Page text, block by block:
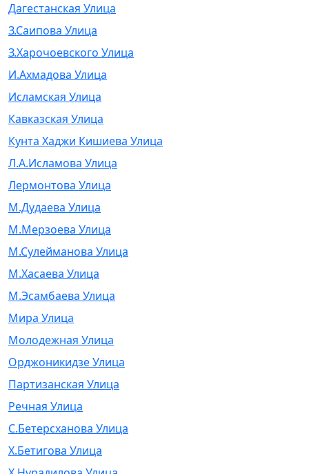
Дагестанская Улица
З.Саипова Улица
З.Харочоевского Улица
И.Ахмадова Улица
Исламская Улица
Кавказская Улица
Кунта Хаджи Кишиева Улица
Л.А.Исламова Улица
Лермонтова Улица
М.Дудаева Улица
М.Мерзоева Улица
М.Сулейманова Улица
М.Хасаева Улица
М.Эсамбаева Улица
Мира Улица
Молодежная Улица
Орджоникидзе Улица
Партизанская Улица
Речная Улица
С.Бетерсханова Улица
Х.Бетигова Улица